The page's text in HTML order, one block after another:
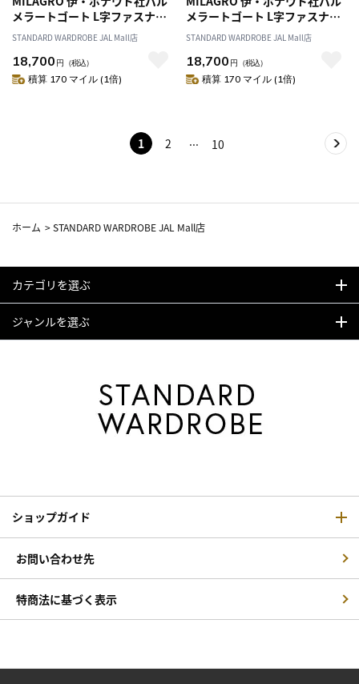
メラートゴート L字ファスナー
長財布・ブラック
STANDARD WARDROBE JAL Mall店
18,700 円 （税込）
積算 170 マイル (1倍)
メラートゴート L字ファスナー
長財布・ダークブラウン
STANDARD WARDROBE JAL Mall店
18,700 円 （税込）
積算 170 マイル (1倍)
1 2 10
ホーム >STANDARD WARDROBE JAL Mall店
カテゴリを選ぶ
ジャンルを選ぶ
ショップガイド
お問い合わせ先
特商法に基づく表示